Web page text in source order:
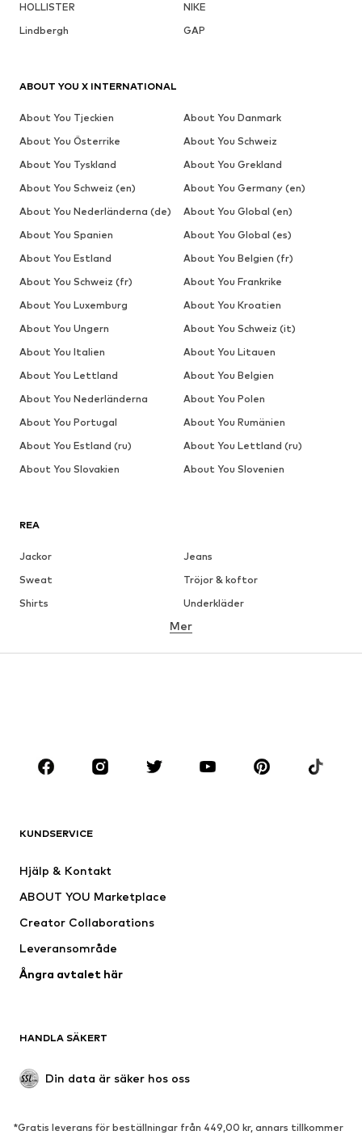
HOLLISTER
NIKE
Lindbergh
GAP
REA
Jackor
Jeans
Sweat
Tröjor & koftor
Shirts
Underkläder
Skjortor
Rockar
Kostymer & kavajer
KLÄDER
Jackor
Badkläder
Tillfällen
Upcycling
Nytt
Boots & stövlar
Lågskor
Mer
KUNDSERVICE
Hjälp & Kontakt
ABOUT YOU Marketplace
Creator Collaborations
Leveransområde
Ångra avtalet här
HANDLA SÄKERT
Din data är säker hos oss
*Gratis leverans för beställningar från 449,00 kr, annars tillkommer
ABOUT YOU X INTERNATIONAL
About You Tjeckien
About You Danmark
About You Österrike
About You Schweiz
About You Tyskland
About You Grekland
About You Schweiz (en)
About You Germany (en)
About You Nederländerna (de)
About You Global (en)
About You Spanien
About You Global (es)
About You Estland
About You Belgien (fr)
About You Schweiz (fr)
About You Frankrike
About You Luxemburg
About You Kroatien
About You Ungern
About You Schweiz (it)
About You Italien
About You Litauen
About You Lettland
About You Belgien
About You Nederländerna
About You Polen
About You Portugal
About You Rumänien
About You Estland (ru)
About You Lettland (ru)
About You Slovakien
About You Slovenien